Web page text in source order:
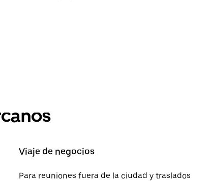
Viaje de negocios
Para reuniones fuera de la ciudad y traslados